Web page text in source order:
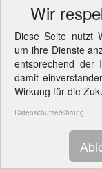
Wir
Diese Seite nutzt
um ihre Dienste
entsprechend der
damit
Wirkung für die
Datenschutzerklärung